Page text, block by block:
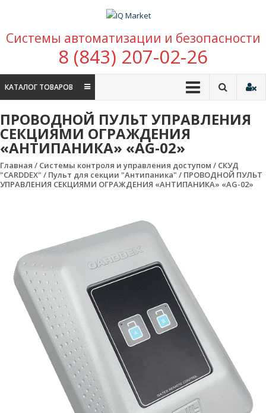
зона умных покупок
Системы автоматизации и безопасности
8 (843) 207-02-26
КАТАЛОГ ТОВАРОВ
ПРОВОДНОЙ ПУЛЬТ УПРАВЛЕНИЯ
СЕКЦИЯМИ ОГРАЖДЕНИЯ
«АНТИПАНИКА» «AG-02»
Главная / Системы контроля и управления доступом / CКУД
"CARDDEX" / Пульт для секции "Антипаника" / ПРОВОДНОЙ ПУЛЬТ
УПРАВЛЕНИЯ СЕКЦИЯМИ ОГРАЖДЕНИЯ «АНТИПАНИКА» «AG-02»